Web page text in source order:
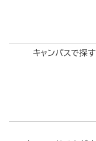
キャンパスで探す